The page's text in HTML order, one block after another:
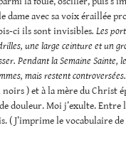
dame avec sa voix éraillée
ci ils sont invisibles. Les
une large ceinture et un
Pendant la Semaine Sainte,
mais restent
) et à la mère du Christ
douleur. Moi j’exulte. Entre
( J’imprime le vocabulaire